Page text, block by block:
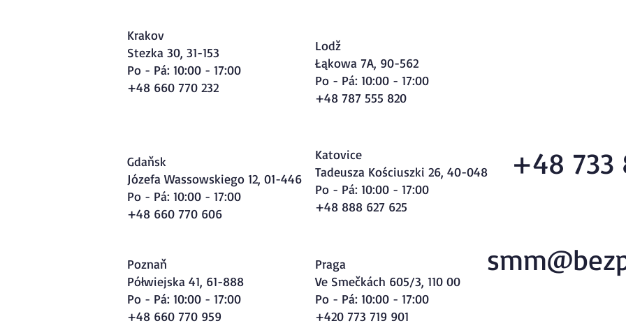
Krakov
Stezka 30, 31-153
Po - Pá: 10:00 - 17:00
+48 660 770 232
Lodž
Łąkowa 7A, 90-562
Po - Pá: 10:00 - 17:00
+48 787 555 820
Gdaňsk
Józefa Wassowskiego 12, 01-446
Po - Pá: 10:00 - 17:00
+48 660 770 606
Katovice
Tadeusza Kościuszki 26, 40-048
Po - Pá: 10:00 - 17:00
+48 888 627 625
+48 733
Poznaň
Półwiejska 41, 61-888
Po - Pá: 10:00 - 17:00
+48 660 770 959
Praga
Ve Smečkách 605/3, 110 00
Po - Pá: 10:00 - 17:00
+420 773 719 901